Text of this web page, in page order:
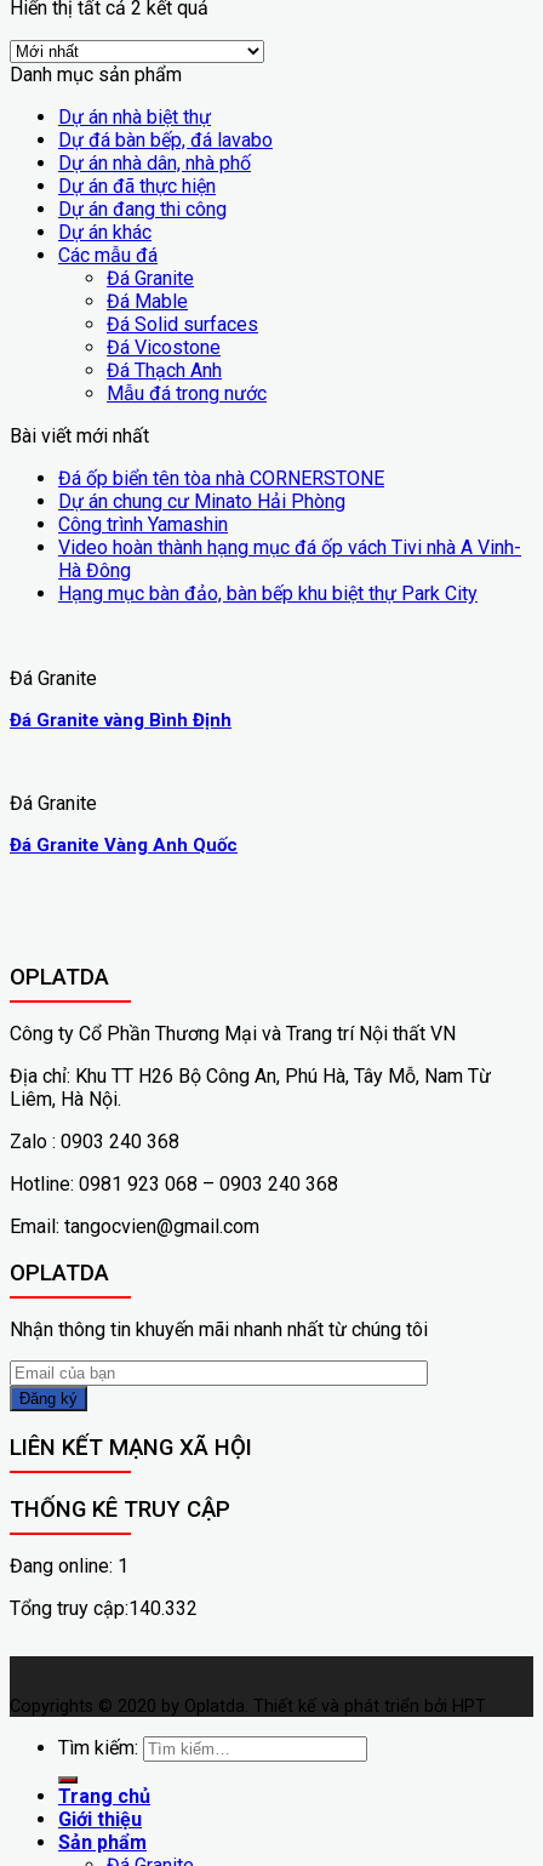
Hiển thị tất cả 2 kết quả
Danh mục sản phẩm
Dự án nhà biệt thự
Dự đá bàn bếp, đá lavabo
Dự án nhà dân, nhà phố
Dự án đã thực hiện
Dự án đang thi công
Dự án khác
Các mẫu đá
Đá Granite
Đá Mable
Đá Solid surfaces
Đá Vicostone
Đá Thạch Anh
Mẫu đá trong nước
Bài viết mới nhất
Đá ốp biển tên tòa nhà CORNERSTONE
Dự án chung cư Minato Hải Phòng
Công trình Yamashin
Video hoàn thành hạng mục đá ốp vách Tivi nhà A Vinh-
Hà Đông
Hạng mục bàn đảo, bàn bếp khu biệt thự Park City
Đá Granite
Đá Granite vàng Bình Định
Đá Granite
Đá Granite Vàng Anh Quốc
OPLATDA
Công ty Cổ Phần Thương Mại và Trang trí Nội thất VN
Địa chỉ: Khu TT H26 Bộ Công An, Phú Hà, Tây Mỗ, Nam Từ
Liêm, Hà Nội.
Zalo : 0903 240 368
Hotline: 0981 923 068 – 0903 240 368
Email: tangocvien@gmail.com
OPLATDA
Nhận thông tin khuyến mãi nhanh nhất từ chúng tôi
LIÊN KẾT MẠNG XÃ HỘI
THỐNG KÊ TRUY CẬP
Đang online: 1
Tổng truy cập:140.332
Copyrights © 2020 by Oplatda. Thiết kế và phát triển bởi HPT
Tìm kiếm:
Trang chủ
Giới thiệu
Sản phẩm